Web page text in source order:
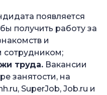
появляется
получить работу за
и
труда. Вакансии
занятости, на
SuperJob, Job.ru и